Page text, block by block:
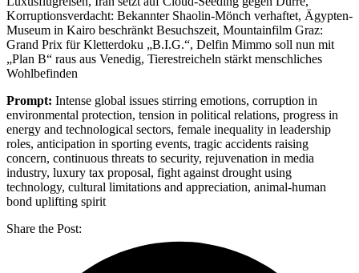
Korruptionsverdacht: Bekannter Shaolin-Mönch verhaftet, Ägypten-
Museum in Kairo beschränkt Besuchszeit, Mountainfilm Graz:
Grand Prix für Kletterdoku „B.I.G.“, Delfin Mimmo soll nun mit
„Plan B“ raus aus Venedig, Tierestreicheln stärkt menschliches
Wohlbefinden
Prompt: Intense global issues stirring emotions, corruption in
environmental protection, tension in political relations, progress in
energy and technological sectors, female inequality in leadership
roles, anticipation in sporting events, tragic accidents raising
concern, continuous threats to security, rejuvenation in media
industry, luxury tax proposal, fight against drought using
technology, cultural limitations and appreciation, animal-human
bond uplifting spirit
Share the Post: